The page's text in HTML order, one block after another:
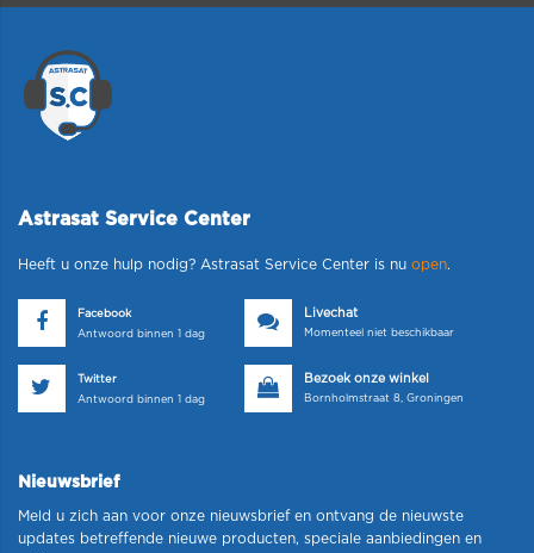
Astrasat Service Center
Heeft u onze hulp nodig? Astrasat Service Center is nu open.
Facebook
Antwoord binnen 1 dag
Livechat
Momenteel niet beschikbaar
Twitter
Antwoord binnen 1 dag
Bezoek onze winkel
Bornholmstraat 8, Groningen
Nieuwsbrief
Meld u zich aan voor onze nieuwsbrief en ontvang de nieuwste
updates betreffende nieuwe producten, speciale aanbiedingen en